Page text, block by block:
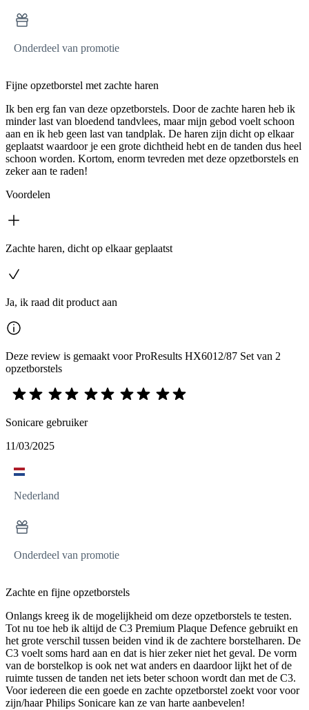
Onderdeel van promotie
Fijne opzetborstel met zachte haren
Ik ben erg fan van deze opzetborstels. Door de zachte haren heb ik
minder last van bloedend tandvlees, maar mijn gebod voelt schoon
aan en ik heb geen last van tandplak. De haren zijn dicht op elkaar
geplaatst waardoor je een grote dichtheid hebt en de tanden dus heel
schoon worden. Kortom, enorm tevreden met deze opzetborstels en
zeker aan te raden!
Voordelen
Zachte haren, dicht op elkaar geplaatst
Ja, ik raad dit product aan
Deze review is gemaakt voor ProResults HX6012/87 Set van 2
opzetborstels
Sonicare gebruiker
11/03/2025
Nederland
Onderdeel van promotie
Zachte en fijne opzetborstels
Onlangs kreeg ik de mogelijkheid om deze opzetborstels te testen.
Tot nu toe heb ik altijd de C3 Premium Plaque Defence gebruikt en
het grote verschil tussen beiden vind ik de zachtere borstelharen. De
C3 voelt soms hard aan en dat is hier zeker niet het geval. De vorm
van de borstelkop is ook net wat anders en daardoor lijkt het of de
ruimte tussen de tanden net iets beter schoon wordt dan met de C3.
Voor iedereen die een goede en zachte opzetborstel zoekt voor voor
zijn/haar Philips Sonicare kan ze van harte aanbevelen!